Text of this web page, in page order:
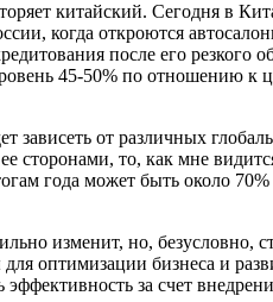
китайский. Сегодня в
когда откроются
после его резкого
45-50% по отношению к
зависеть от различных
то, как мне
года может быть около
изменит, но,
оптимизации бизнеса и
за счет